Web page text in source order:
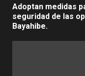
Adoptan medidas
seguridad de las
Bayahibe.